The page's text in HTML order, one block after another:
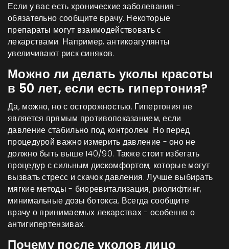
Если у вас есть хронические заболевания -
обязательно сообщите врачу. Некоторые
препараты могут взаимодействовать с
лекарствами. Например, антикоагулянты
увеличивают риск синяков.
Можно ли делать уколы красоты
в 50 лет, если есть гипертония?
Да, можно, но с осторожностью. Гипертония не
является прямым противопоказанием, если
давление стабильно под контролем. Но перед
процедурой важно измерить давление - оно не
должно быть выше 140/90. Также стоит избегать
процедур с сильным дискомфортом, которые могут
вызвать стресс и скачок давления. Лучше выбирать
мягкие методы - биоревитализация, риолифтинг,
минимальные дозы ботокса. Всегда сообщите
врачу о принимаемых лекарствах - особенно о
антигипертензивах.
Почему после уколов лицо